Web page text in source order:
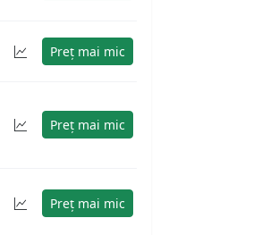
Preț mai mic
Preț mai mic
Preț mai mic